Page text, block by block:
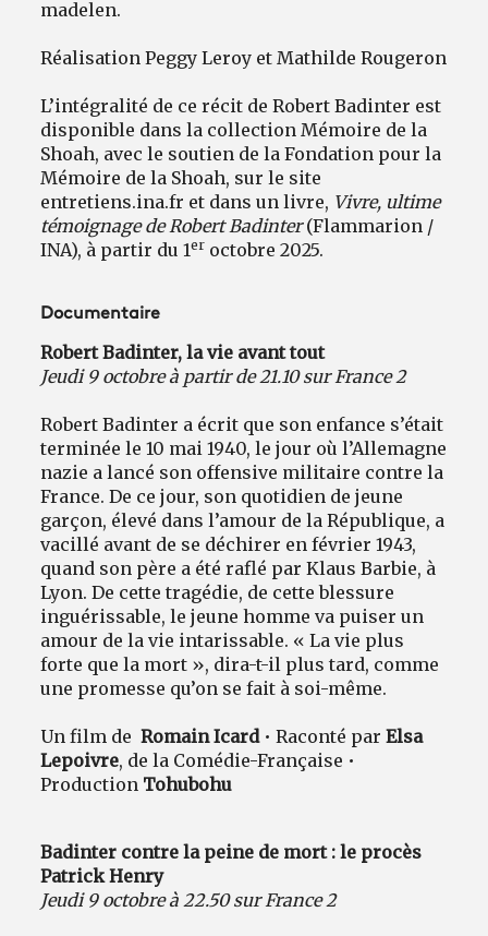
madelen.
Réalisation Peggy Leroy et Mathilde Rougeron
L’intégralité de ce récit de Robert Badinter est
disponible dans la collection Mémoire de la
Shoah, avec le soutien de la Fondation pour la
Mémoire de la Shoah, sur le site
entretiens.ina.fr et dans un livre, Vivre, ultime
témoignage de Robert Badinter(Flammarion /
INA), à partir du 1er octobre 2025.
Documentaire
Robert Badinter, la vie avant tout
Jeudi 9 octobre à partir de 21.10 sur France 2
Robert Badinter a écrit que son enfance s’était
terminée le 10 mai 1940, le jour où l’Allemagne
nazie a lancé son offensive militaire contre la
France. De ce jour, son quotidien de jeune
garçon, élevé dans l’amour de la République, a
vacillé avant de se déchirer en février 1943,
quand son père a été raflé par Klaus Barbie, à
Lyon. De cette tragédie, de cette blessure
inguérissable, le jeune homme va puiser un
amour de la vie intarissable. « La vie plus
forte que la mort », dira-t-il plus tard, comme
une promesse qu’on se fait à soi-même.
Un film deRomain Icard• Raconté parElsa
Lepoivre, de la Comédie-Française •
Production Tohubohu
Badinter contre la peine de mort : le procès
Patrick Henry
Jeudi 9 octobre à 22.50 sur France 2